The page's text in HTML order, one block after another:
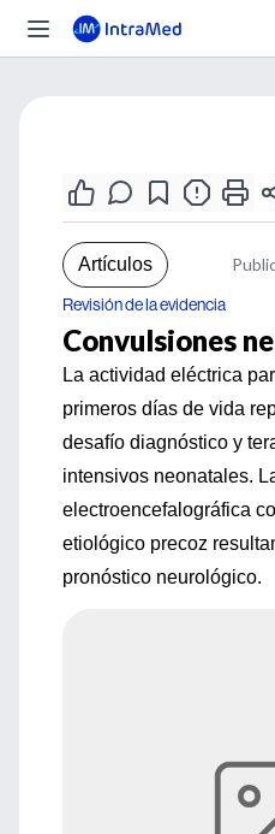
Artículos
Revisión de la evidencia
Convulsiones
La actividad eléctrica
primeros días de vida
desafío diagnóstico y
intensivos neonatales.
electroencefalográfica
etiológico precoz
pronóstico neurológico.